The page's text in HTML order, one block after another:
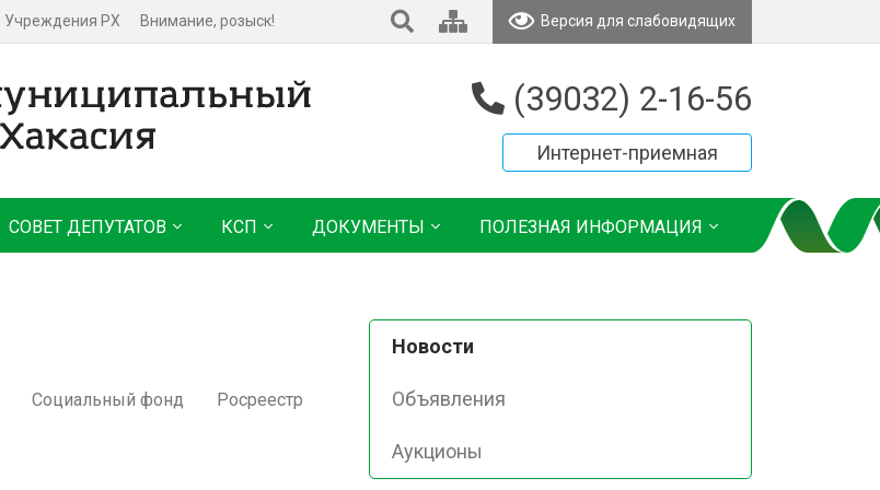
Учреждения РХ Внимание, розыск! Версия для слабовидящих
(39032) 2-16-56
Интернет-приемная
СОВЕТ ДЕПУТАТОВ КСП ДОКУМЕНТЫ ПОЛЕЗНАЯ ИНФОРМАЦИЯ
Социальный фонд
Росреестр
Новости
Объявления
Аукционы